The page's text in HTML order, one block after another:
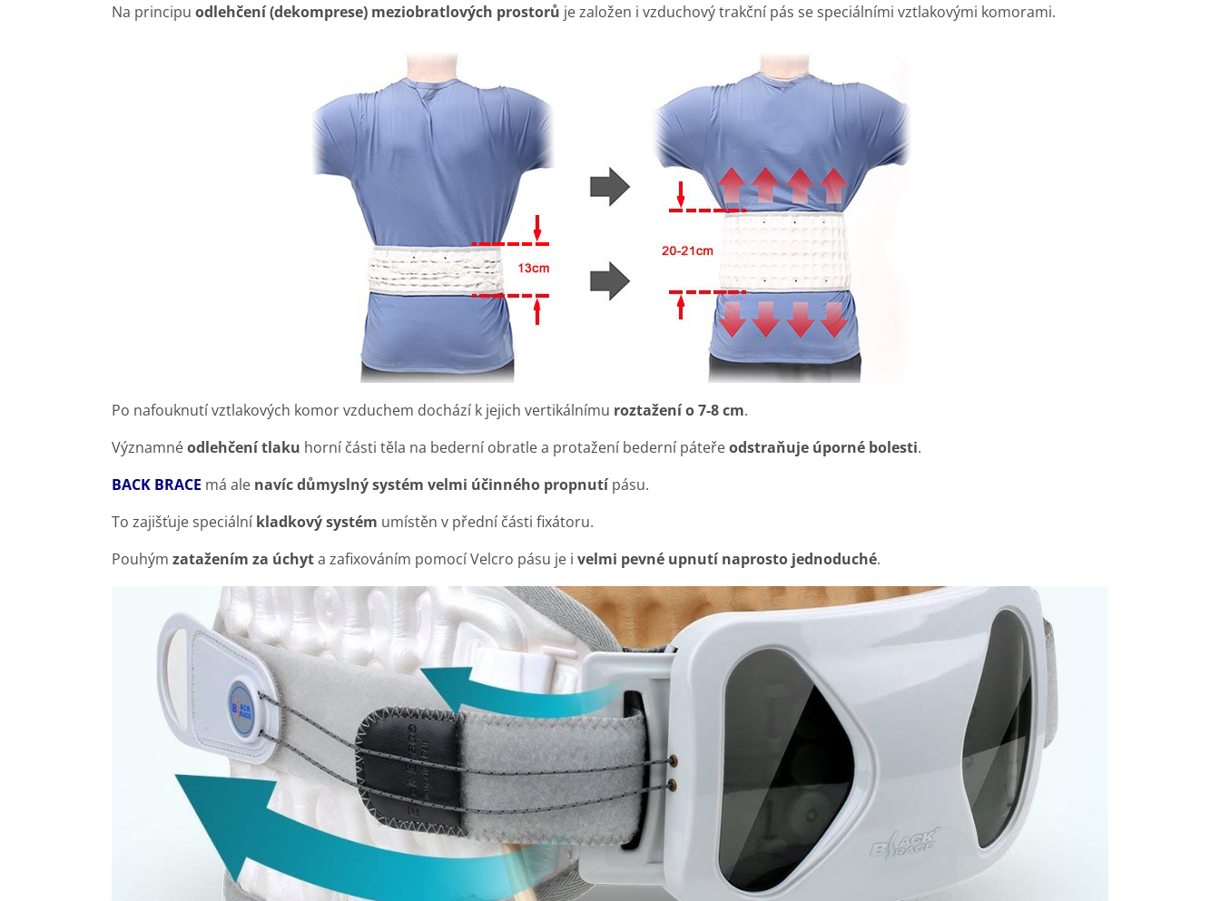
Na principu odlehčení (dekomprese) meziobratlových prostorů je založen i vzduchový trakční pás se speciálními vztlakovými komorami.
Po nafouknutí vztlakových komor vzduchem dochází k jejich vertikálnímu roztažení o 7-8 cm.
Významnéodlehčení tlaku horní části těla na bederní obratle a protažení bederní páteřeodstraňuje úporné bolesti.
BACK BRACE má ale navíc důmyslný systém velmi účinného propnutípásu.
To zajišťuje speciální kladkový systém umístěn v přední části fixátoru.
Pouhým zatažením za úchyta zafixováním pomocí Velcro pásu je i velmi pevné upnutí naprosto jednoduché.